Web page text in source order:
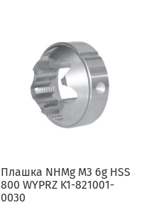
Плашка NHMg M3 6g HSS
800 WYPRZ K1-821001-
0030